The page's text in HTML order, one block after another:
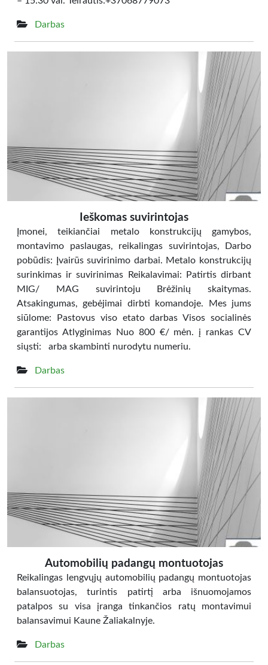
Darbas
Ieškomas suvirintojas
Įmonei, teikiančiai metalo konstrukcijų gamybos,
montavimo paslaugas, reikalingas suvirintojas, Darbo
pobūdis: Įvairūs suvirinimo darbai. Metalo konstrukcijų
surinkimas ir suvirinimas Reikalavimai: Patirtis dirbant
MIG/ MAG suvirintoju Brėžinių skaitymas.
Atsakingumas, gebėjimai dirbti komandoje. Mes jums
siūlome: Pastovus viso etato darbas Visos socialinės
garantijos Atlyginimas Nuo 800 €/ mėn. į rankas CV
siųsti: arba skambinti nurodytu numeriu.
Darbas
Automobilių padangų montuotojas
Reikalingas lengvųjų automobilių padangų montuotojas
balansuotojas, turintis patirtį arba išnuomojamos
patalpos su visa įranga tinkančios ratų montavimui
balansavimui Kaune Žaliakalnyje.
Darbas